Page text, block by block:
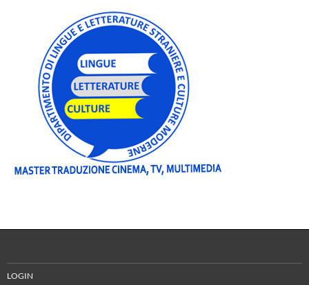
LOGIN